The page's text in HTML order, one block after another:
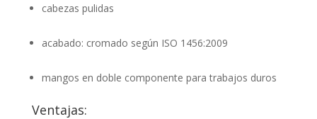
cabezas pulidas
acabado: cromado según ISO 1456:2009
mangos en doble componente para trabajos duros
Ventajas: